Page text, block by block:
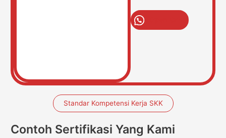
Standar Kompetensi Kerja SKK
Contoh Sertifikasi Yang Kami